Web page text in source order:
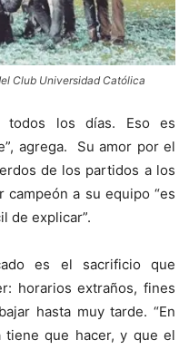
Club Universidad Católica
todos los días. Eso es
agrega. Su amor por el
de los partidos a los
campeón a su equipo “es
de explicar”.
es el sacrificio que
horarios extraños, fines
hasta muy tarde. “En
que hacer, y que el